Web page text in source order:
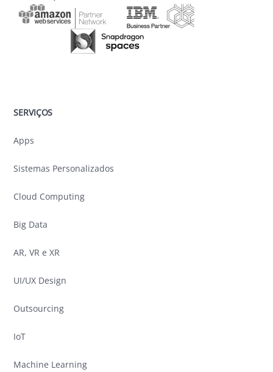
SERVIÇOS
Apps
Sistemas Personalizados
Cloud Computing
Big Data
AR, VR e XR
UI/UX Design
Outsourcing
IoT
Machine Learning